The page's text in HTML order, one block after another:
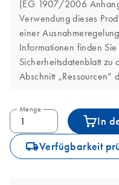
(EG 1907/2006
Verwendung dieses
einer
Informationen finden
Sicherheitsdatenblatt zu
Abschnitt „Ressourcen“
Menge
In
icon_0062_deliver-s Verfügbarkeit